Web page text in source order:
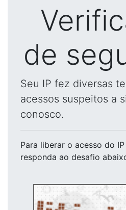
de
Seu IP fez diversas
acessos suspeitos a
conosco.
Para liberar o acesso do IP
responda ao desafio